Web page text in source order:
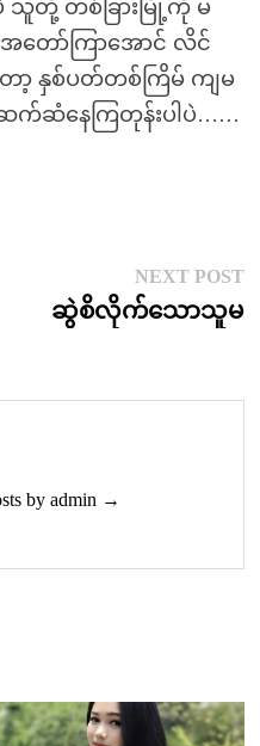
သူတို့ တစ်ခြားမြို့ကို မ
အတော်ကြာအောင် လိင်
နှစ်ပတ်တစ်ကြိမ် ကျမ
က်ဆံနေကြတုန်းပါပဲ……
NEXT POST
ဆွဲစိလိုက်သောသူမ
by admin →